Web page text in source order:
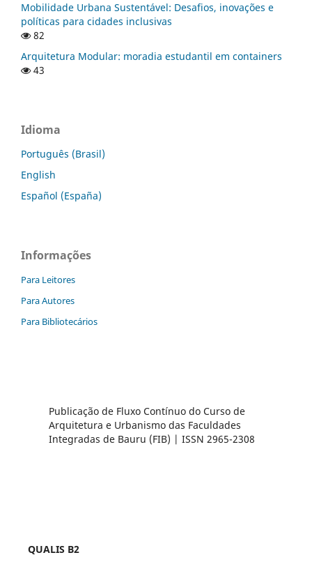
Mobilidade Urbana Sustentável: Desafios, inovações e
políticas para cidades inclusivas
82
Arquitetura Modular: moradia estudantil em containers
43
Idioma
Português (Brasil)
English
Español (España)
Informações
Para Leitores
Para Autores
Para Bibliotecários
Publicação de Fluxo Contínuo do Curso de
Arquitetura e Urbanismo das Faculdades
Integradas de Bauru (FIB) | ISSN 2965-2308
QUALIS B2